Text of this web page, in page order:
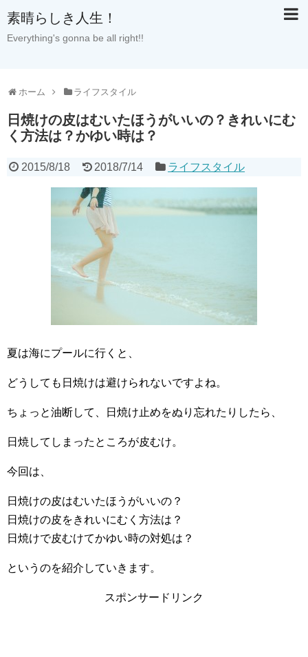
素晴らしき人生！
Everything's gonna be all right!!
ホーム ライフスタイル
日焼けの皮はむいたほうがいいの？きれいにむ
く方法は？かゆい時は？
2015/8/18 2018/7/14 ライフスタイル
夏は海にプールに行くと、
どうしても日焼けは避けられないですよね。
ちょっと油断して、日焼け止めをぬり忘れたりしたら、
日焼してしまったところが皮むけ。
今回は、
日焼けの皮はむいたほうがいいの？
日焼けの皮をきれいにむく方法は？
日焼けで皮むけてかゆい時の対処は？
というのを紹介していきます。
スポンサードリンク